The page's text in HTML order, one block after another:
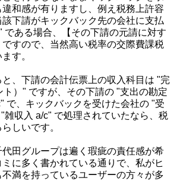
和感が有りますし、例え税務上許容
下請がキックバック先の会社に支払
である場合、【その下請の元請に対す
すので、当然高い税率の交際費課税
す。
、下請の会計伝票上の収入科目は "完
ト）" ですが、その下請の "支出の勘定
で、キックバックを受けた会社の "受
雑収入 a/c" で処理されていたなら、税
しいです。
代田グループは遍く瑕疵の責任感が希
に多く書かれている通りで、私がヒ
満を持っているユーザーの方々が多